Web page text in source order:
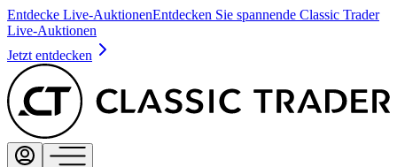
Entdecke Live-AuktionenEntdecken Sie spannende Classic Trader
Live-Auktionen
Jetzt entdecken